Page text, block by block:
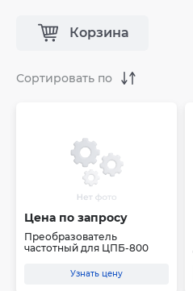
Корзина
Цена по запросу
Преобразователь
частотный для ЦПБ-800
Узнать цену